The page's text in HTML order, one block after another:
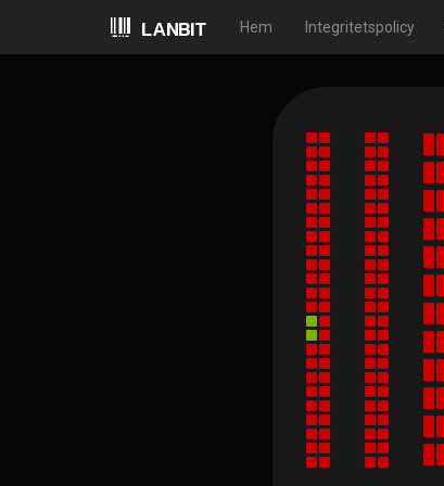
LANBIT Hem Integritetspolicy